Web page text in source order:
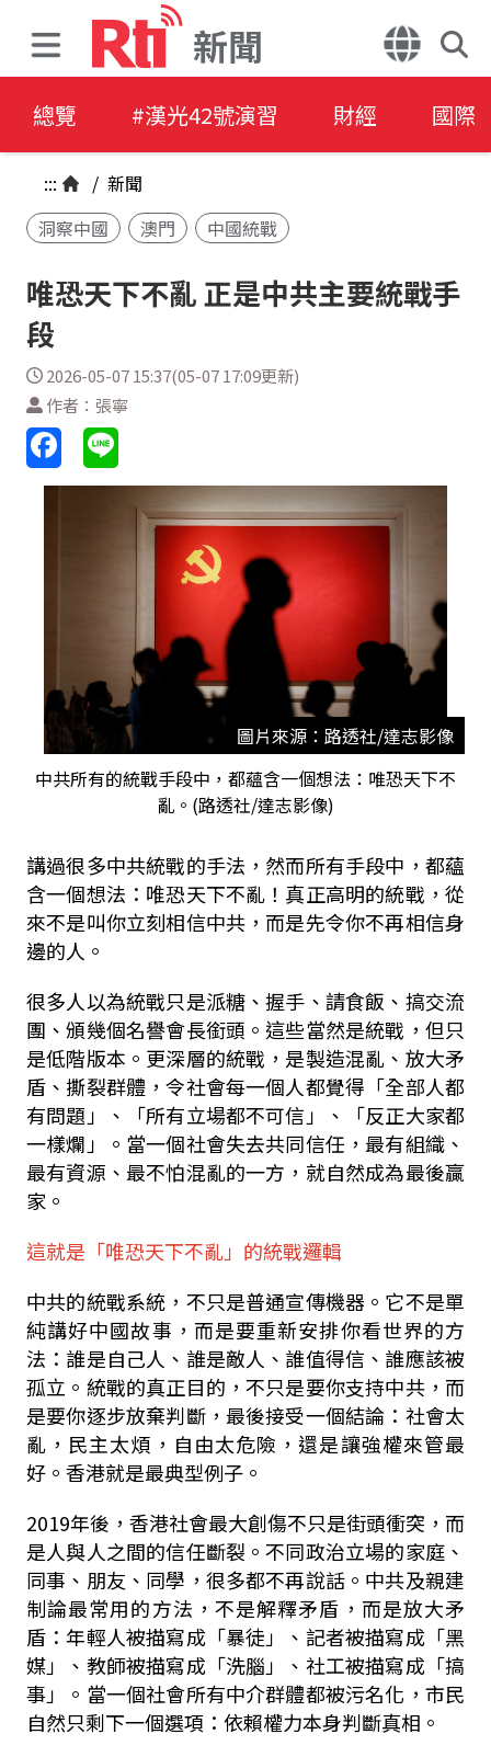
新聞
總覽 #漢光42號演習 財經 國際
::: / 新聞
洞察中國
澳門 中國統戰
唯恐天下不亂 正是中共主要統戰手
段
2026-05-07 15:37(05-07 17:09更新)
作者：張寧
圖片來源：路透社/達志影像
中共所有的統戰手段中，都蘊含一個想法：唯恐天下不
亂。(路透社/達志影像)
講過很多中共統戰的手法，然而所有手段中，都蘊
含一個想法：唯恐天下不亂！真正高明的統戰，從
來不是叫你立刻相信中共，而是先令你不再相信身
邊的人。
很多人以為統戰只是派糖、握手、請食飯、搞交流
團、頒幾個名譽會長銜頭。這些當然是統戰，但只
是低階版本。更深層的統戰，是製造混亂、放大矛
盾、撕裂群體，令社會每一個人都覺得「全部人都
有問題」、「所有立場都不可信」、「反正大家都
一樣爛」。當一個社會失去共同信任，最有組織、
最有資源、最不怕混亂的一方，就自然成為最後贏
家。
這就是「唯恐天下不亂」的統戰邏輯
中共的統戰系統，不只是普通宣傳機器。它不是單
純講好中國故事，而是要重新安排你看世界的方
法：誰是自己人、誰是敵人、誰值得信、誰應該被
孤立。統戰的真正目的，不只是要你支持中共，而
是要你逐步放棄判斷，最後接受一個結論：社會太
亂，民主太煩，自由太危險，還是讓強權來管最
好。香港就是最典型例子。
2019年後，香港社會最大創傷不只是街頭衝突，而
是人與人之間的信任斷裂。不同政治立場的家庭、
同事、朋友、同學，很多都不再說話。中共及親建
制論最常用的方法，不是解釋矛盾，而是放大矛
盾：年輕人被描寫成「暴徒」、記者被描寫成「黑
媒」、教師被描寫成「洗腦」、社工被描寫成「搞
事」。當一個社會所有中介群體都被污名化，市民
自然只剩下一個選項：依賴權力本身判斷真相。